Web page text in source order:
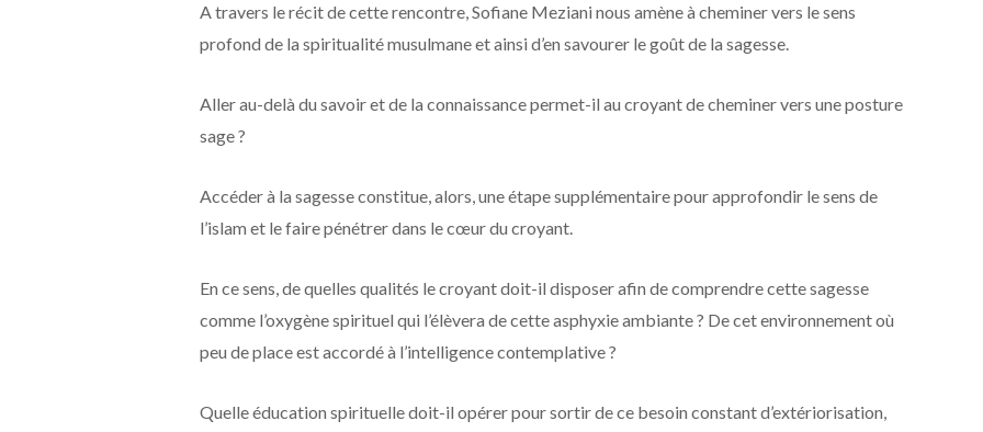
A travers le récit de cette rencontre, Sofiane Meziani nous amène à cheminer vers le sens
profond de la spiritualité musulmane et ainsi d’en savourer le goût de la sagesse.
Aller au-delà du savoir et de la connaissance permet-il au croyant de cheminer vers une posture
sage ?
Accéder à la sagesse constitue, alors, une étape supplémentaire pour approfondir le sens de
l’islam et le faire pénétrer dans le cœur du croyant.
En ce sens, de quelles qualités le croyant doit-il disposer afin de comprendre cette sagesse
comme l’oxygène spirituel qui l’élèvera de cette asphyxie ambiante ? De cet environnement où
peu de place est accordé à l’intelligence contemplative ?
Quelle éducation spirituelle doit-il opérer pour sortir de ce besoin constant d’extériorisation,